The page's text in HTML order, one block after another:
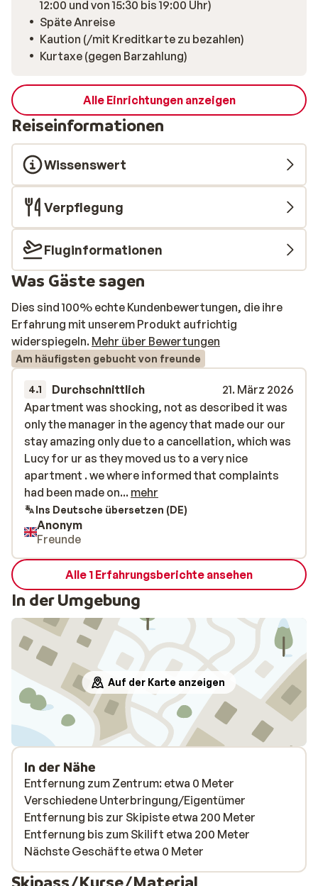
12:00 und von 15:30 bis 19:00 Uhr)
Späte Anreise
Kaution (/mit Kreditkarte zu bezahlen)
Kurtaxe (gegen Barzahlung)
Alle Einrichtungen anzeigen
Reiseinformationen
Wissenswert
Verpflegung
Fluginformationen
Was Gäste sagen
Dies sind 100% echte Kundenbewertungen, die ihre
Erfahrung mit unserem Produkt aufrichtig
widerspiegeln. Mehr über Bewertungen
Am häufigsten gebucht von freunde
4.1 Durchschnittlich
21. März 2026
Apartment was shocking, not as described it was
only the manager in the agency that made our our
stay amazing only due to a cancellation, which was
Lucy for ur as they moved us to a very nice
apartment . we where informed that complaints
had been made on the first apartment before!!!!
Apartment was shocking, not as described it was
only the manager in the agency that made our our
stay amazing only due to a cancellation, which was
Lucy for ur as they moved us to a very nice
apartment . we where informed that complaints
had been made on... mehr
Ins Deutsche übersetzen (DE)
Anonym
Freunde
Alle 1 Erfahrungsberichte ansehen
In der Umgebung
Auf der Karte anzeigen
In der Nähe
Entfernung zum Zentrum: etwa 0 Meter
Verschiedene Unterbringung/Eigentümer
Entfernung bis zur Skipiste etwa 200 Meter
Entfernung bis zum Skilift etwa 200 Meter
Nächste Geschäfte etwa 0 Meter